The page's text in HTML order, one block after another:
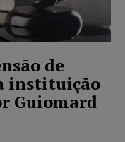
de
instituição
Guiomard